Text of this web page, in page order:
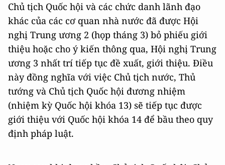
Chủ tịch Quốc hội và các chức danh lãnh đạo
khác của các cơ quan nhà nước đã được Hội
nghị Trung ương 2 (họp tháng 3) bỏ phiếu giới
thiệu hoặc cho ý kiến thông qua, Hội nghị Trung
ương 3 nhất trí tiếp tục đề xuất, giới thiệu. Điều
này đồng nghĩa với việc Chủ tịch nước, Thủ
tướng và Chủ tịch Quốc hội đương nhiệm
(nhiệm kỳ Quốc hội khóa 13) sẽ tiếp tục được
giới thiệu với Quốc hội khóa 14 để bầu theo quy
định pháp luật.